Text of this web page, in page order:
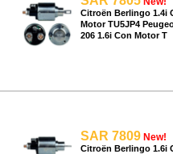
Citroën Berlingo 1.4i
Motor TU5JP4
206 1.6i Con Motor T
SAR 7809 New!
Citroën Berlingo 1.6i